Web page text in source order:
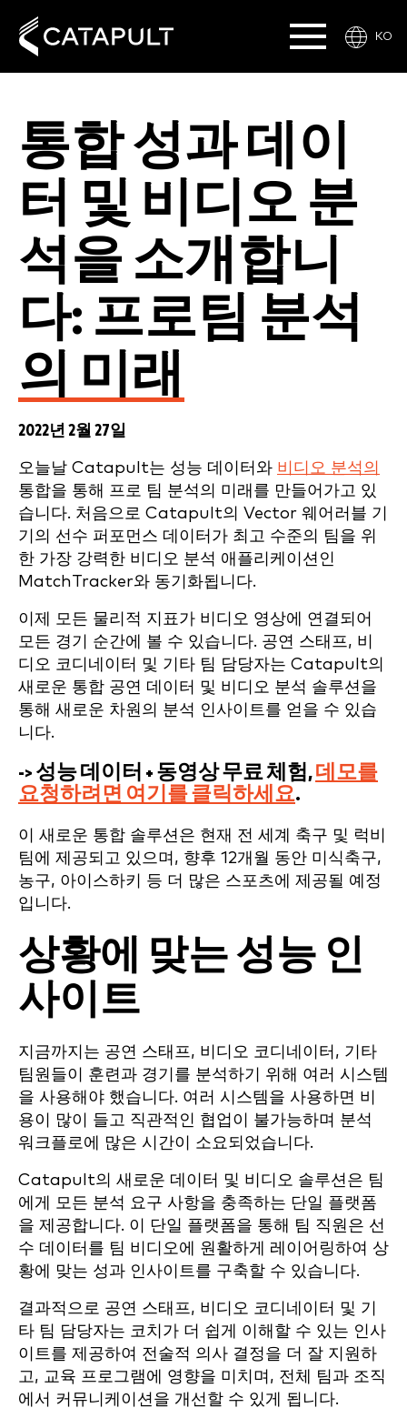
KO
통합 성과 데이
터 및 비디오 분
석을 소개합니
다: 프로팀 분석
의 미래
2022년 2월 27일
오늘날 Catapult는 성능 데이터와 비디오 분석의
통합을 통해 프로 팀 분석의 미래를 만들어가고 있
습니다. 처음으로 Catapult의 Vector 웨어러블 기
기의 선수 퍼포먼스 데이터가 최고 수준의 팀을 위
한 가장 강력한 비디오 분석 애플리케이션인
MatchTracker와 동기화됩니다.
이제 모든 물리적 지표가 비디오 영상에 연결되어
모든 경기 순간에 볼 수 있습니다. 공연 스태프, 비
디오 코디네이터 및 기타 팀 담당자는 Catapult의
새로운 통합 공연 데이터 및 비디오 분석 솔루션을
통해 새로운 차원의 분석 인사이트를 얻을 수 있습
니다.
-> 성능 데이터 + 동영상 무료 체험,데모를
요청하려면 여기를 클릭하세요.
이 새로운 통합 솔루션은 현재 전 세계 축구 및 럭비
팀에 제공되고 있으며, 향후 12개월 동안 미식축구,
농구, 아이스하키 등 더 많은 스포츠에 제공될 예정
입니다.
상황에 맞는 성능 인
사이트
지금까지는 공연 스태프, 비디오 코디네이터, 기타
팀원들이 훈련과 경기를 분석하기 위해 여러 시스템
을 사용해야 했습니다. 여러 시스템을 사용하면 비
용이 많이 들고 직관적인 협업이 불가능하며 분석
워크플로에 많은 시간이 소요되었습니다.
Catapult의 새로운 데이터 및 비디오 솔루션은 팀
에게 모든 분석 요구 사항을 충족하는 단일 플랫폼
을 제공합니다. 이 단일 플랫폼을 통해 팀 직원은 선
수 데이터를 팀 비디오에 원활하게 레이어링하여 상
황에 맞는 성과 인사이트를 구축할 수 있습니다.
결과적으로 공연 스태프, 비디오 코디네이터 및 기
타 팀 담당자는 코치가 더 쉽게 이해할 수 있는 인사
이트를 제공하여 전술적 의사 결정을 더 잘 지원하
고, 교육 프로그램에 영향을 미치며, 전체 팀과 조직
에서 커뮤니케이션을 개선할 수 있게 됩니다.